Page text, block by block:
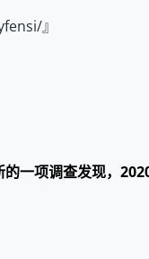
』
一项调查发现，